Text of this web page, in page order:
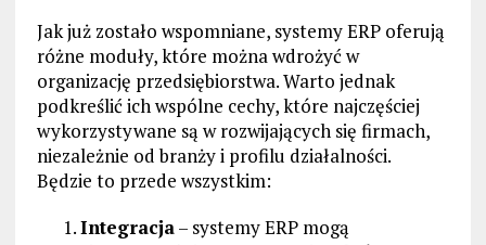
Jak już zostało wspomniane, systemy ERP oferują
różne moduły, które można wdrożyć w
organizację przedsiębiorstwa. Warto jednak
podkreślić ich wspólne cechy, które najczęściej
wykorzystywane są w rozwijających się firmach,
niezależnie od branży i profilu działalności.
Będzie to przede wszystkim:
Integracja– systemy ERP mogą